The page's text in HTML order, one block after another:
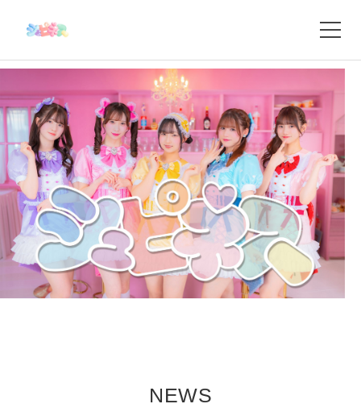
NEWS